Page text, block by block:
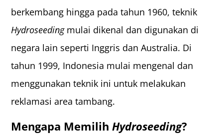
berkembang hingga pada tahun 1960, teknik
Hydroseedingmulai dikenal dan digunakan di
negara lain seperti Inggris dan Australia. Di
tahun 1999, Indonesia mulai mengenal dan
menggunakan teknik ini untuk melakukan
reklamasi area tambang.
Mengapa MemilihHydroseeding?